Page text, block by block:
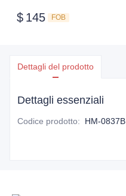
$ 145 FOB
Dettagli del prodotto
Dettagli essenziali
Codice prodotto: HM-0837B